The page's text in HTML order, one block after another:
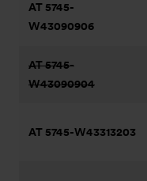
AT 5745-
W43090906
AT 5745-
W43090904
AT 5745-W43313203